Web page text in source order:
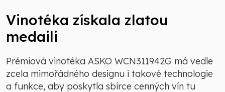
Vinotéka získala zlatou
medaili
Prémiová vinotéka ASKO WCN311942G má vedle
zcela mimořádného designu i takové technologie
a funkce, aby poskytla sbírce cenných vín tu